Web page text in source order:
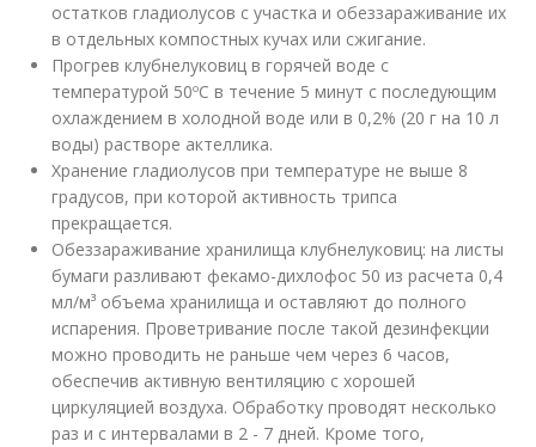
остатков гладиолусов с участка и обеззараживание их
в отдельных компостных кучах или сжигание.
Прогрев клубнелуковиц в горячей воде с
температурой 50ºС в течение 5 минут с последующим
охлаждением в холодной воде или в 0,2% (20 г на 10 л
воды) растворе актеллика.
Хранение гладиолусов при температуре не выше 8
градусов, при которой активность трипса
прекращается.
Обеззараживание хранилища клубнелуковиц: на листы
бумаги разливают фекамо-дихлофос 50 из расчета 0,4
мл/м³ объема хранилища и оставляют до полного
испарения. Проветривание после такой дезинфекции
можно проводить не раньше чем через 6 часов,
обеспечив активную вентиляцию с хорошей
циркуляцией воздуха. Обработку проводят несколько
раз и с интервалами в 2 - 7 дней. Кроме того,